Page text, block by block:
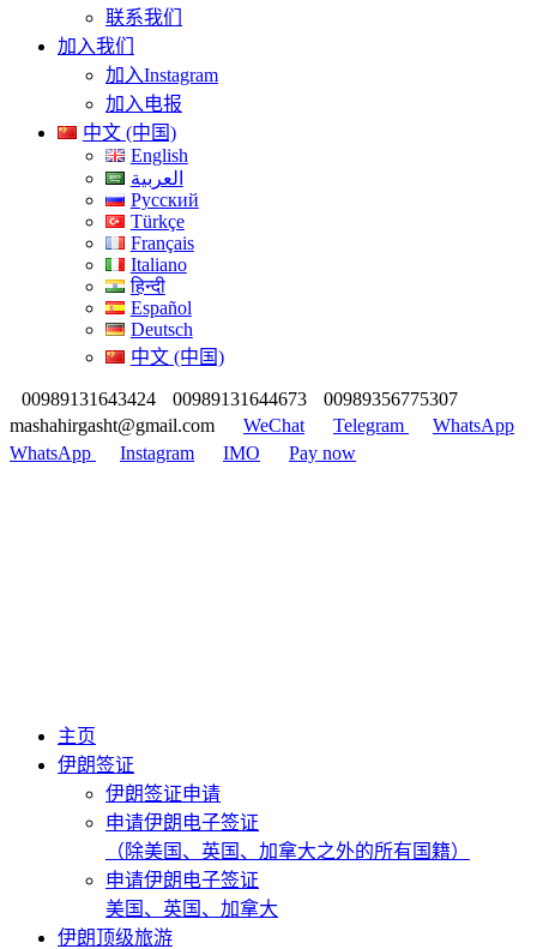
联系我们
加入我们
加入Instagram
加入电报
中文 (中国)
English
العربية
Русский
Türkçe
Français
Italiano
हिन्दी
Español
Deutsch
中文 (中国)
00989131643424 00989131644673
00989356775307
mashahirgasht@gmail.com
WeChat Telegram
WhatsApp
WhatsApp
Instagram IMO Pay now
主页
伊朗签证
伊朗签证申请
申请伊朗电子签证
（除美国、英国、加拿大之外的所有国籍）
申请伊朗电子签证
美国、英国、加拿大
伊朗顶级旅游